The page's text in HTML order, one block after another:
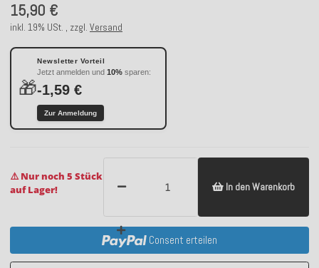
15,90 €
inkl. 19% USt. , zzgl. Versand
🎁
Newsletter Vorteil
Jetzt anmelden und 10% sparen:
-1,59 €
Zur Anmeldung
⚠️ Nur noch 5 Stück
auf Lager!
In den Warenkorb
Consent erteilen